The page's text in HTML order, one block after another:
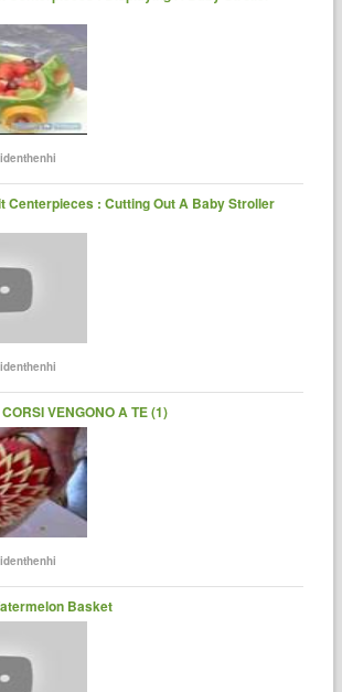
Centerpieces : Cutting Out A Baby Stroller
VENGONO A TE (1)
Basket